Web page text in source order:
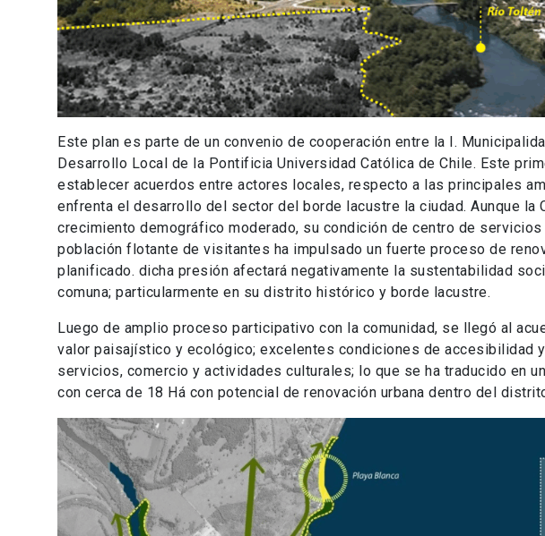
Este plan es parte de un convenio de cooperación entre la I.
Desarrollo Local de la Pontificia Universidad Católica de Chile. Este
establecer acuerdos entre actores locales, respecto a las principales
enfrenta el desarrollo del sector del borde lacustre la ciudad. Aunque la
crecimiento demográfico moderado, su condición de centro de
población flotante de visitantes ha impulsado un fuerte proceso de
planificado. dicha presión afectará negativamente la sustentabilidad
comuna; particularmente en su distrito histórico y borde lacustre.
Luego de amplio proceso participativo con la comunidad, se llegó al
valor paisajístico y ecológico; excelentes condiciones de accesibilidad
servicios, comercio y actividades culturales; lo que se ha traducido en
con cerca de 18 Há con potencial de renovación urbana dentro del